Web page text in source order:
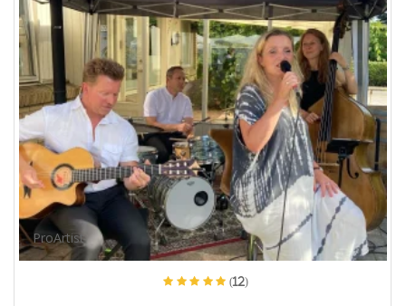
ProArtist
(12)